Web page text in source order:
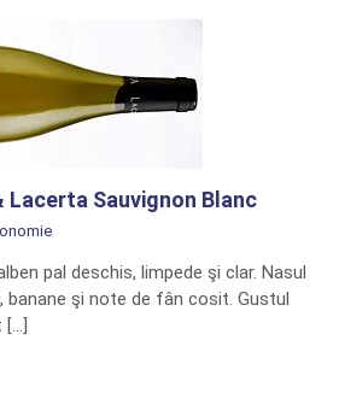
Sauvignon Blanc
pal deschis, limpede şi clar. Nasul
banane şi note de fân cosit. Gustul
[…]